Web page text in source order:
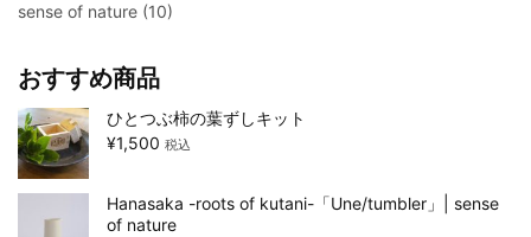
sense of nature (10)
おすすめ商品
ひとつぶ柿の葉ずしキット
¥1,500 税込
Hanasaka -roots of kutani-「Une/tumbler」| sense
of nature